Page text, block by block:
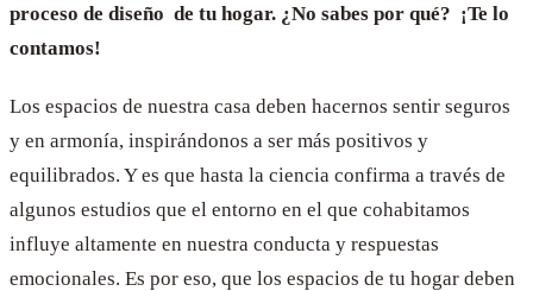
proceso de diseño de tu hogar. ¿No sabes por qué? ¡Te lo
contamos!
Los espacios de nuestra casa deben hacernos sentir seguros
y en armonía, inspirándonos a ser más positivos y
equilibrados. Y es que hasta la ciencia confirma a través de
algunos estudios que el entorno en el que cohabitamos
influye altamente en nuestra conducta y respuestas
emocionales. Es por eso, que los espacios de tu hogar deben